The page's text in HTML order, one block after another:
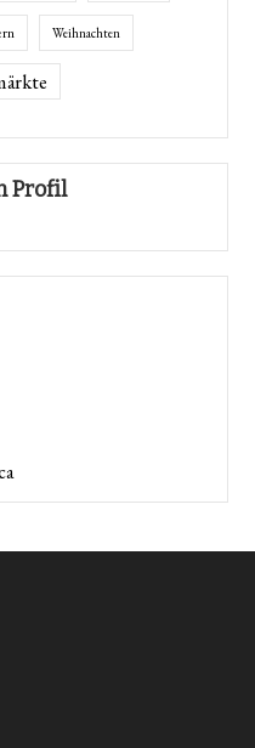
Weihnachten
Profil